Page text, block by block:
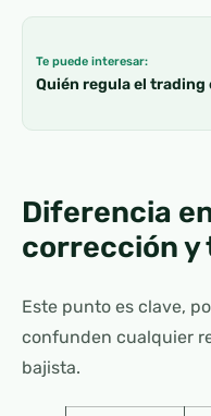
Te puede interesar:
Quién regula el trading
Diferencia
corrección y
Este punto es clave,
confunden cualquier
bajista.